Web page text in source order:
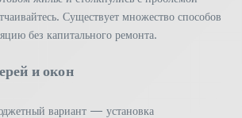
Существует множество способов
без капитального ремонта.
и окон
вариант — установка